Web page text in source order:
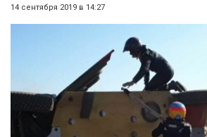
14 сентября 2019 в 14:27